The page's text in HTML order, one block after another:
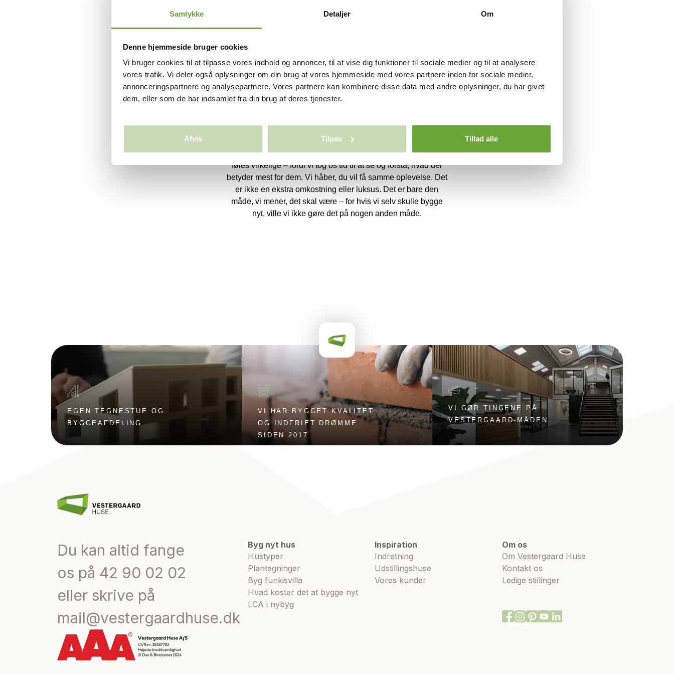
Samtykke Detaljer Om
Denne hjemmeside bruger cookies
Vi bruger cookies til at tilpasse vores indhold og annoncer, til at vise dig funktioner til sociale medier og til at analysere
vores trafik. Vi deler også oplysninger om din brug af vores hjemmeside med vores partnere inden for sociale medier,
annonceringspartnere og analysepartnere. Vores partnere kan kombinere disse data med andre oplysninger, du har givet
dem, eller som de har indsamlet fra din brug af deres tjenester.
Afvis Tilpas Tillad alle
praktisk formalitet – det er her, vi åbner døren til alt det, et nyt
hjem kan blive. Vores “kaffe- og skitsemøder” er skabt, fordi vi
tror på, at drømme bedst formes over tid, gennem samtaler,
skitser og små, men vigtige detaljer. Vi lytter, tegner og
rigtig, som resultatet gør. Vores kunder fortæller ofte, at det var
netop i denne indledende fase, deres drømme begyndte at
føles virkelige – fordi vi tog os tid til at se og forstå, hvad der
betyder mest for dem. Vi håber, du vil få samme oplevelse. Det
er ikke en ekstra omkostning eller luksus. Det er bare den
måde, vi mener, det skal være – for hvis vi selv skulle bygge
nyt, ville vi ikke gøre det på nogen anden måde.
EGEN TEGNESTUE OG
BYGGEAFDELING
VI HAR BYGGET KVALITET
OG INDFRIET DRØMME
SIDEN 2017
VI GØR TINGENE PÅ
VESTERGAARD-MÅDEN
Du kan altid fange
os på 42 90 02 02
eller skrive på
mail@vestergaardhuse.dk
Byg nyt hus
Hustyper
Plantegninger
Byg funkisvilla
Hvad koster det at bygge nyt
LCA i nybyg
Inspiration
Indretning
Udstillingshuse
Vores kunder
Om os
Om Vestergaard Huse
Kontakt os
Ledige stillinger